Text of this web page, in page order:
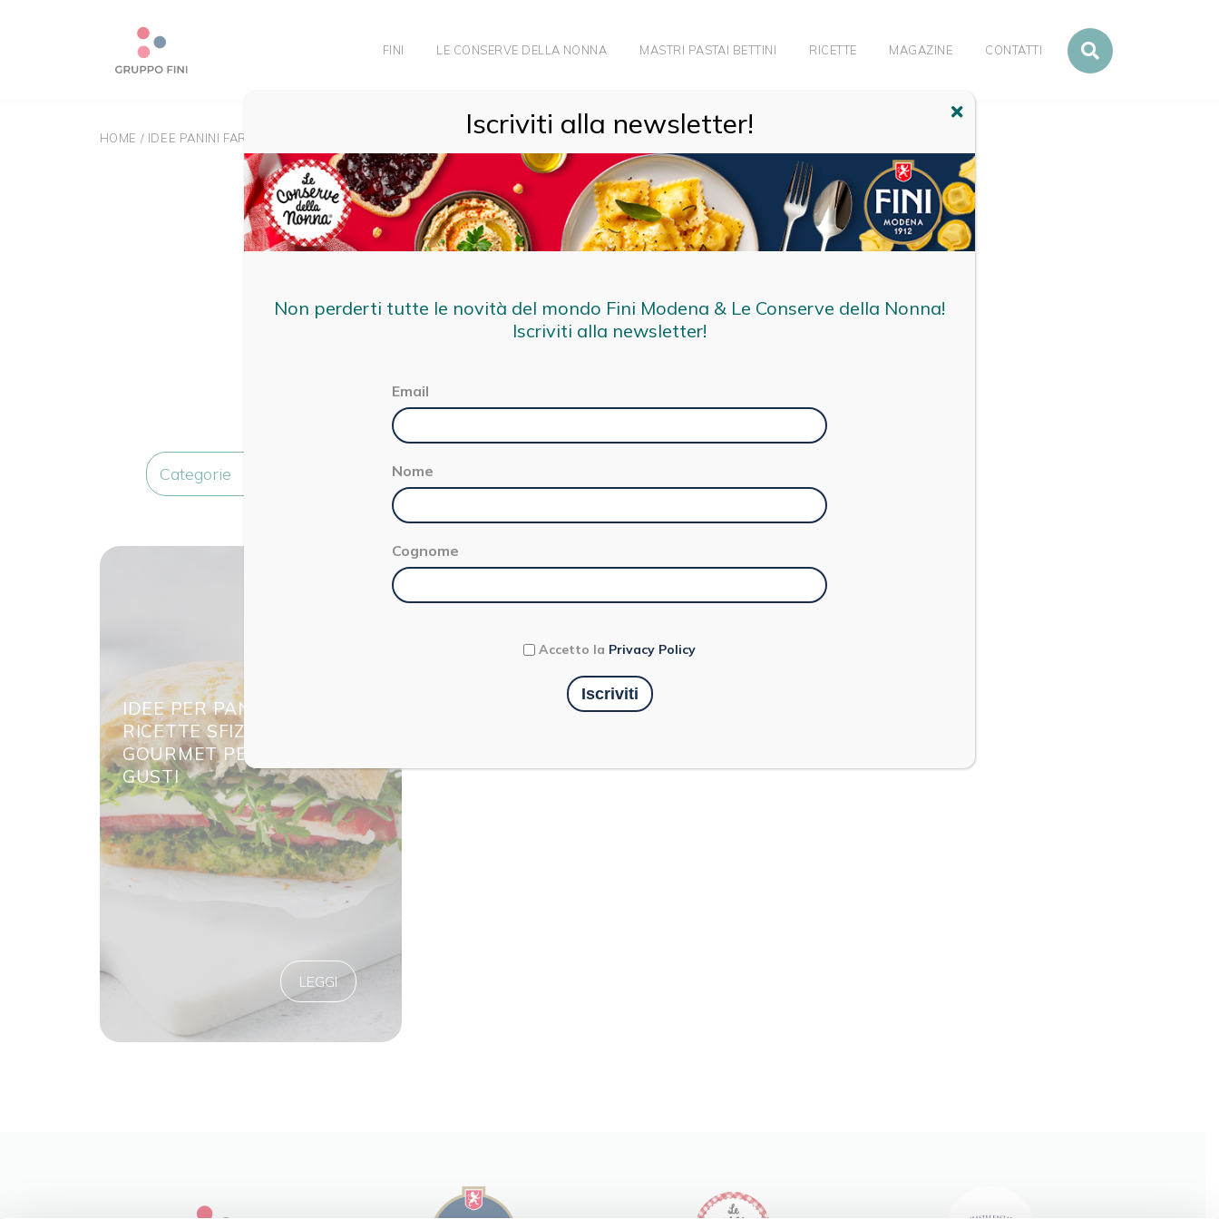
FINI LE CONSERVE DELLA NONNA MASTRI PASTAI BETTINI RICETTE MAGAZINE CONTATTI
HOME / IDEE PANINI FARCITI
IDEE PANINI FARCITI
Categorie
IDEE PER PANINI FARCITI:
RICETTE SFIZIOSE E
GOURMET PER TUTTI I
GUSTI
LEGGI
Iscriviti alla newsletter!
Non perderti tutte le novità del mondo Fini Modena & Le Conserve della Nonna!
Iscriviti alla newsletter!
Email
Nome
Cognome
Accetto la Privacy Policy